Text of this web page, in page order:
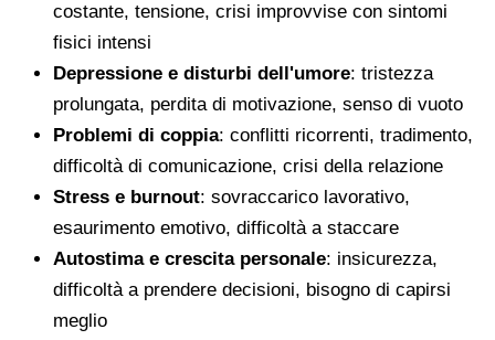
costante, tensione, crisi improvvise con sintomi
fisici intensi
Depressione e disturbi dell'umore: tristezza
prolungata, perdita di motivazione, senso di vuoto
Problemi di coppia: conflitti ricorrenti, tradimento,
difficoltà di comunicazione, crisi della relazione
Stress e burnout: sovraccarico lavorativo,
esaurimento emotivo, difficoltà a staccare
Autostima e crescita personale: insicurezza,
difficoltà a prendere decisioni, bisogno di capirsi
meglio